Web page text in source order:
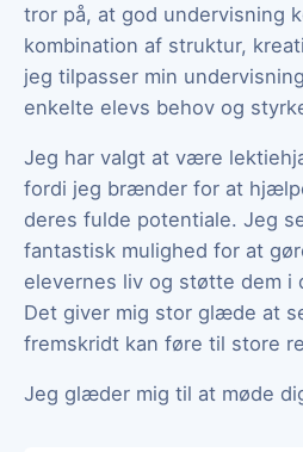
tror på, at god undervisning
kombination af struktur,
jeg tilpasser min
enkelte elevs behov og
Jeg har valgt at være
fordi jeg brænder for at
deres fulde potentiale. Jeg
fantastisk mulighed for at
elevernes liv og støtte dem i
Det giver mig stor glæde at
fremskridt kan føre til store
Jeg glæder mig til at møde